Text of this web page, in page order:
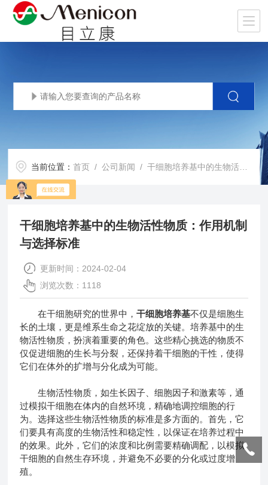
当前位置：首页 /公司新闻 / 干细胞培养基中的生物活性物质：作用机制与选择标准
干细胞培养基中的生物活性物质：作用机制
与选择标准
更新时间：2024-02-04
浏览次数：1118
在干细胞研究的世界中，干细胞培养基不仅是细胞生
长的土壤，更是维系生命之花绽放的关键。培养基中的生
物活性物质，扮演着重要的角色。这些精心挑选的物质不
仅促进细胞的生长与分裂，还保持着干细胞的干性，使得
它们在体外的扩增与分化成为可能。
生物活性物质，如生长因子、细胞因子和激素等，通
过模拟干细胞在体内的自然环境，精确地调控细胞的行
为。选择这些生物活性物质的标准是多方面的。首先，它
们要具有高度的生物活性和稳定性，以保证在培养过程中
的效果。此外，它们的浓度和比例需要精确调配，以模拟
干细胞的自然生存环境，并避免不必要的分化或过度增
殖。